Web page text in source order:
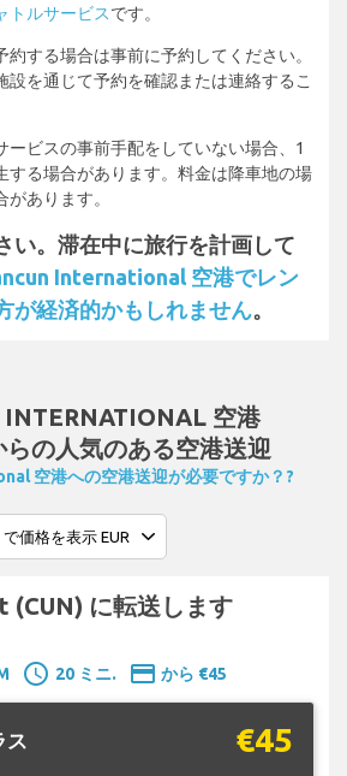
トルサービスです。
約する場合は事前に予約してください。
設を通じて予約を確認または連絡するこ
ービスの事前手配をしていない場合、1
する場合があります。料金は降車地の場
あります。
い。滞在中に旅行を計画して
International 空港でレン
が経済的かもしれません。
INTERNATIONAL 空港
らの人気のある空港送迎
空港への空港送迎が必要ですか？?
(CUN) に転送します
schedule 20 ミニ. payment から €45
ス €45